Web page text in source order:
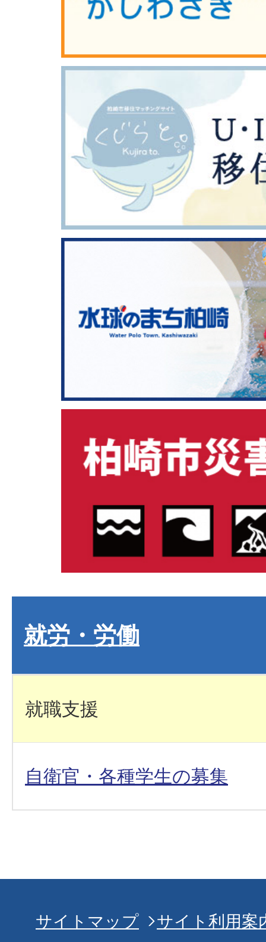
就労・労働
就職支援
自衛官・各種学生の募集
サイトマップ
サイト利用案